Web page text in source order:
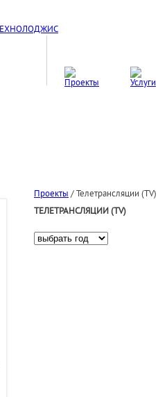
Проекты /Телетрансляции (TV)
ТЕЛЕТРАНСЛЯЦИИ (TV)